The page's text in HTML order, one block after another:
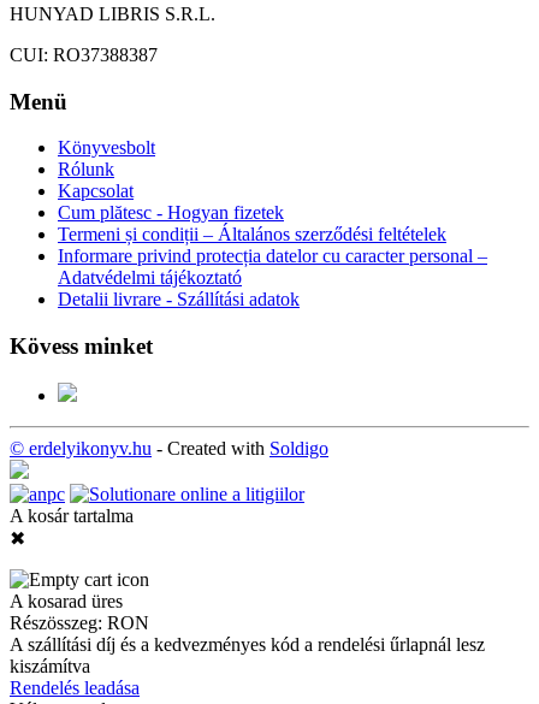
HUNYAD LIBRIS S.R.L.
CUI: RO37388387
Menü
Könyvesbolt
Rólunk
Kapcsolat
Cum plătesc - Hogyan fizetek
Termeni și condiții – Általános szerződési feltételek
Informare privind protecția datelor cu caracter personal –
Adatvédelmi tájékoztató
Detalii livrare - Szállítási adatok
Kövess minket
© erdelyikonyv.hu - Created with Soldigo
A kosár tartalma
✖
A kosarad üres
Részösszeg: RON
A szállítási díj és a kedvezményes kód a rendelési űrlapnál lesz
kiszámítva
Rendelés leadása